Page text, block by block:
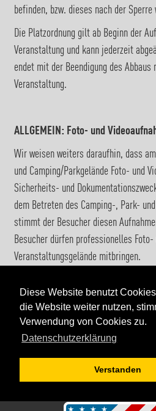
Diese Website benutzt
die Website weiter nutzen,
Verwendung von Cookies zu.
Datenschutzerklärung
Verstanden
befinden, bzw. dieses nach der
Die Platzordnung gilt ab Beginn der
Veranstaltung und kann jederzeit
endet mit der Beendigung des Abbaus
Veranstaltung.
ALLGEMEIN: Foto- und
Wir weisen weiters daraufhin, dass
und Camping/Parkgelände Foto- und
Sicherheits- und
dem Betreten des Camping-, Park-
stimmt der Besucher diesen
Besucher dürfen professionelles
Veranstaltungsgelände mitbringen.